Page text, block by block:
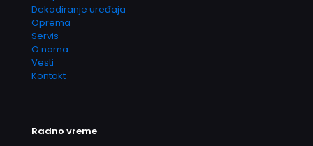
Dekodiranje uređaja
Oprema
Servis
O nama
Vesti
Kontakt
Radno vreme